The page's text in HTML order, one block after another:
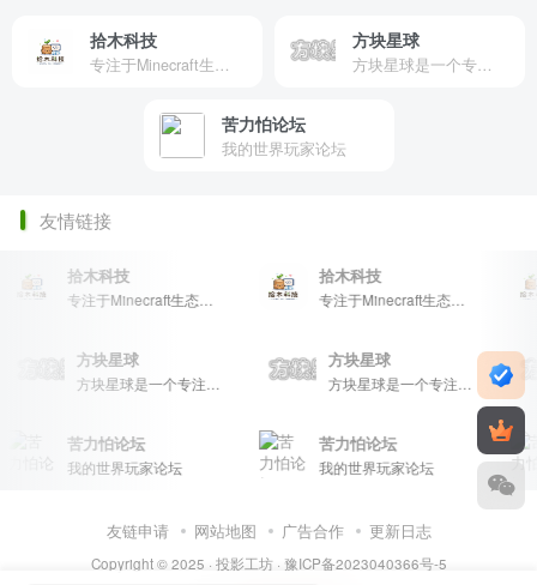
拾木科技
专注于Minecraft生态建设
方块星球
方块星球是一个专注于我的世界的中文论坛，提供丰富的资源分享、玩家交流和创意展示，包括地图、皮肤、数据包等内容，打造Minecraft玩家的专属社区乐园！
苦力怕论坛
我的世界玩家论坛
友情链接
拾木科技
专注于Minecraft生态建设
拾木科技
专注于Minecraft生态建设
方块星球 方块星球
苦力怕论坛
我的世界玩家论坛
苦力怕论坛
我的世界玩家论坛
友链申请 网站地图 广告合作 更新日志
Copyright © 2025 · 投影工坊· 豫ICP备2023040366号-5